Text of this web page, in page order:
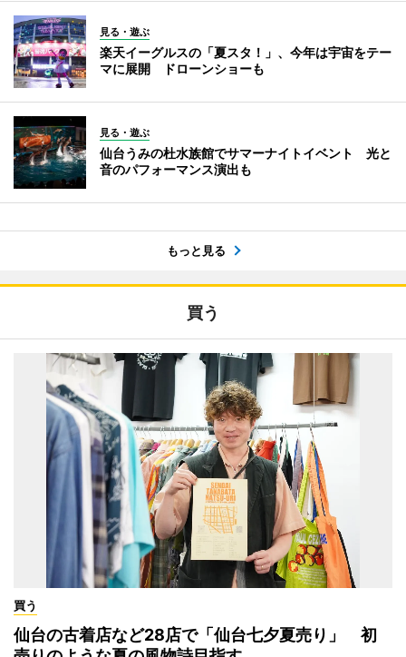
見る・遊ぶ
楽天イーグルスの「夏スタ！」、今年は宇宙をテー
マに展開 ドローンショーも
見る・遊ぶ
仙台うみの杜水族館でサマーナイトイベント 光と
音のパフォーマンス演出も
もっと見る
買う
買う
仙台の古着店など28店で「仙台七夕夏売り」 初